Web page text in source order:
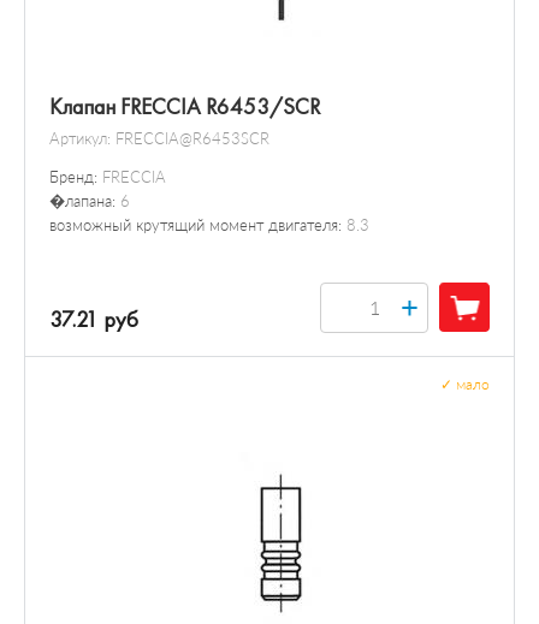
Клапан FRECCIA R6453/SCR
Артикул: FRECCIA@R6453SCR
Бренд: FRECCIA
�лапана: 6
возможный крутящий момент двигателя: 8.3
37.21 руб +
мало